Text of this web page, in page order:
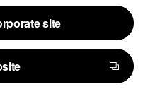
site
site
する法務担当者は